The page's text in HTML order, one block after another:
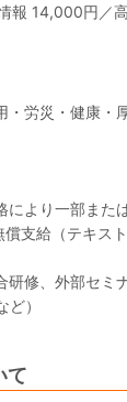
報 14,000円／
労災・健康・
より一部また
償支給（テキス
修、外部セミ
）
て